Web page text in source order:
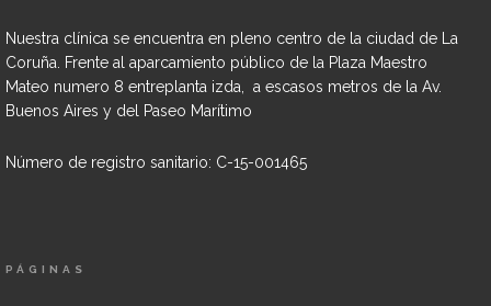
Nuestra clínica se encuentra en pleno centro de la ciudad de La
Coruña. Frente al aparcamiento público de la Plaza Maestro
Mateo numero 8 entreplanta izda, a escasos metros de la Av.
Buenos Aires y del Paseo Marítimo
Número de registro sanitario: C-15-001465
PÁGINAS